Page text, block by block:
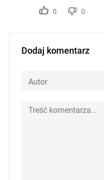
0 0
Dodaj komentarz